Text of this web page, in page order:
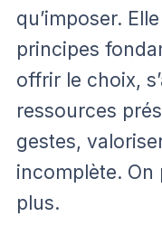
qu’imposer.
principes
offrir le choix,
ressources
gestes,
incomplète. On
plus.